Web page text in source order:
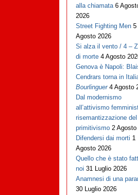
alla chiamata 6
2026
Street Fighting Men 5
Agosto 2026
Si alza il vento / 4 –
di morte 4 Agosto
Genova è Napoli:
Cendrars torna in
Bourlinguer 4 Agosto
Dal modernismo
all’attivismo
risemantizzazione del
primitivismo 2 Agosto
Difendersi dai morti 1
Agosto 2026
Quello che è stato
noi 31 Luglio 2026
Anamnesi di una
30 Luglio 2026